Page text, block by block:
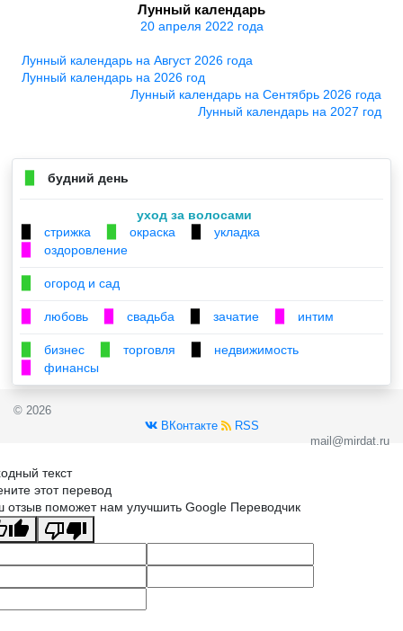
Лунный календарь
20 апреля 2022 года
Лунный календарь на Август 2026 года
Лунный календарь на 2026 год
Лунный календарь на Сентябрь 2026 года
Лунный календарь на 2027 год
будний день
уход за волосами
стрижка окраска укладка
оздоровление
огород и сад
любовь свадьба зачатие интим
бизнес торговля недвижимость
финансы
© 2026
ВКонтакте
RSS
mail@mirdat.ru
текст
этот перевод
отзыв поможет нам улучшить Google Переводчик